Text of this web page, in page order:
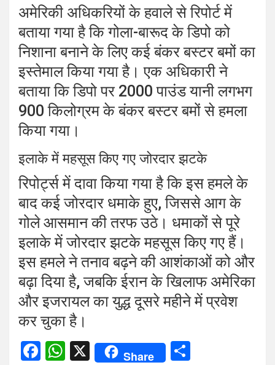
अमेरिकी अधिकरियों के हवाले से रिपोर्ट में
बताया गया है कि गोला-बारूद के डिपो को
निशाना बनाने के लिए कई बंकर बस्टर बमों का
इस्तेमाल किया गया है। एक अधिकारी ने
बताया कि डिपो पर 2000 पाउंड यानी लगभग
900 किलोग्रम के बंकर बस्टर बमों से हमला
किया गया।
इलाके में महसूस किए गए जोरदार झटके
रिपोर्ट्स में दावा किया गया है कि इस हमले के
बाद कई जोरदार धमाके हुए, जिससे आग के
गोले आसमान की तरफ उठे। धमाकों से पूरे
इलाके में जोरदार झटके महसूस किए गए हैं।
इस हमले ने तनाव बढ़ने की आशंकाओं को और
बढ़ा दिया है, जबकि ईरान के खिलाफ अमेरिका
और इजरायल का युद्ध दूसरे महीने में प्रवेश
कर चुका है।
F
W X Share